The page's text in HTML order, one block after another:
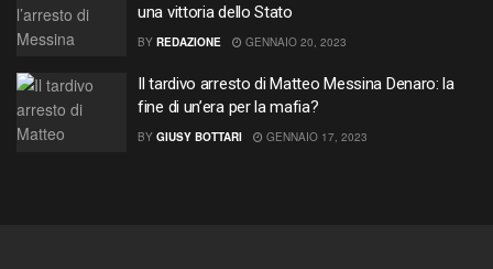
una vittoria dello Stato
BY REDAZIONE GENNAIO 20, 2023
Il tardivo arresto di Matteo Messina Denaro: la
fine di un’era per la mafia?
BY GIUSY BOTTARI GENNAIO 17, 2023